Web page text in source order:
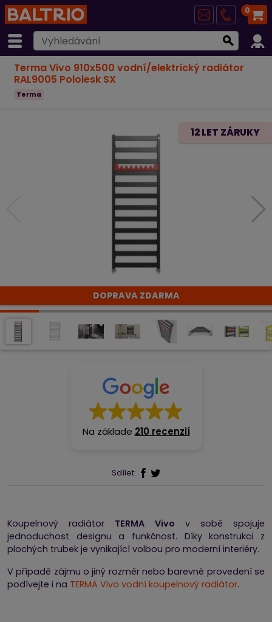
0
Terma Vivo 910x500 vodní/elektrický radiátor
RAL9005 Pololesk SX
Terma
Sdílet:
Na základe 210 recenzií
Koupelnový radiátor TERMA Vivo v sobě spojuje
jednoduchost designu a funkčnost. Díky konstrukci z
plochých trubek je vynikající volbou pro moderní interiéry.
V případě zájmu o jiný rozměr nebo barevné provedení se
podívejte i na TERMA Vivo vodní koupelnový radiátor.
DOPRAVA ZDARMA
12 LET ZÁRUKY